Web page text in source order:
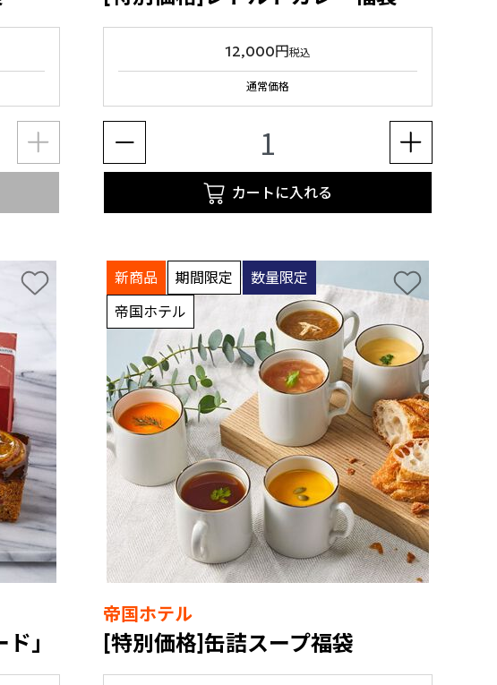
12,000円税込
通常価格
カートに入れる
」
新商品 期間限定
数量限定
帝国ホテル
帝国ホテル
[特別価格]缶詰スープ福袋